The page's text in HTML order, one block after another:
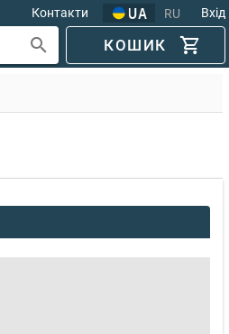
Вхід
RU
Контакти
КОШИК